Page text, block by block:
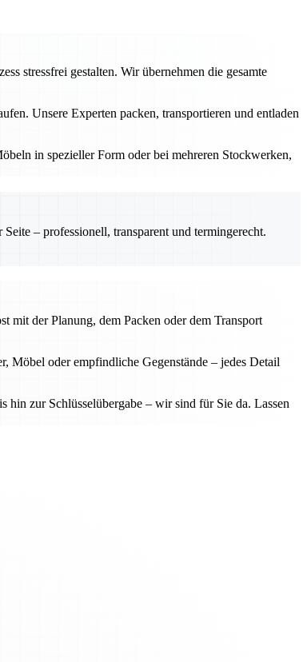
stressfrei gestalten. Wir übernehmen die gesamte
Unsere Experten packen, transportieren und entladen
in spezieller Form oder bei mehreren Stockwerken,
– professionell, transparent und termingerecht.
mit der Planung, dem Packen oder dem Transport
Möbel oder empfindliche Gegenstände – jedes Detail
zur Schlüsselübergabe – wir sind für Sie da. Lassen